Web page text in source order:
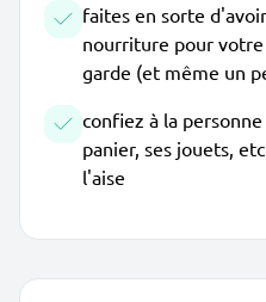
faites en sorte
nourriture pour
garde (et même un
confiez à la
panier, ses jouets,
l'aise